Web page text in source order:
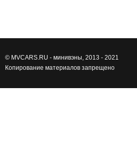
© MVCARS.RU - минивэны, 2013 - 2021
Копирование материалов запрещено